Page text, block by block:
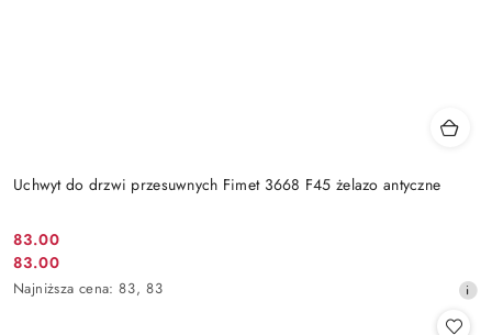
Uchwyt do drzwi przesuwnych Fimet 3668 F45 żelazo antyczne
Cena
promocyjna:
83.00
Cena
promocyjna:
83.00
Najniższa
Najniższa cena: 83, 83